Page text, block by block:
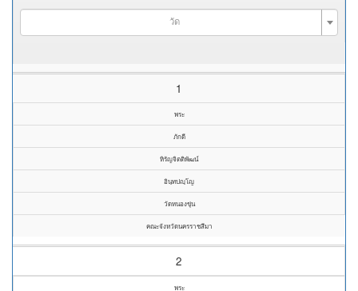
วัด
1
พระ
ภักดี
หิรัญจิตติพัฒน์
อินฺทปญฺโญ
วัดหนองขุ่น
คณะจังหวัดนครราชสีมา
2
พระ